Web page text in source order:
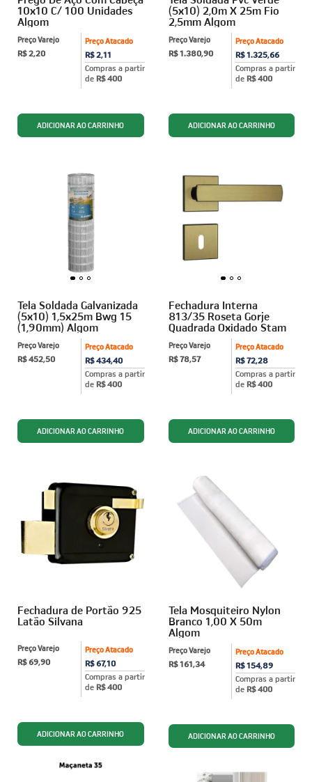
10x10 C/ 100 Unidades
Algom
Preço Atacado
R$ 2,11
Compras a partir
de R$ 400
Preço Varejo
R$ 2,20
(5x10) 2,0m X 25m Fio
2,5mm Algom
Preço Atacado
R$ 1.325,66
Compras a partir
de R$ 400
Preço Varejo
R$ 1.380,90
Tela Soldada Galvanizada
(5x10) 1,5x25m Bwg 15
(1,90mm) Algom
Preço Atacado
R$ 434,40
Compras a partir
de R$ 400
Preço Varejo
R$ 452,50
Fechadura Interna
813/35 Roseta Gorje
Quadrada Oxidado Stam
Preço Atacado
R$ 72,28
Compras a partir
de R$ 400
Preço Varejo
R$ 78,57
Fechadura de Portão 925
Latão Silvana
Preço Atacado
R$ 67,10
Compras a partir
de R$ 400
Preço Varejo
R$ 69,90
Tela Mosquiteiro Nylon
Branco 1,00 X 50m
Algom
Preço Atacado
R$ 154,89
Compras a partir
de R$ 400
Preço Varejo
R$ 161,34